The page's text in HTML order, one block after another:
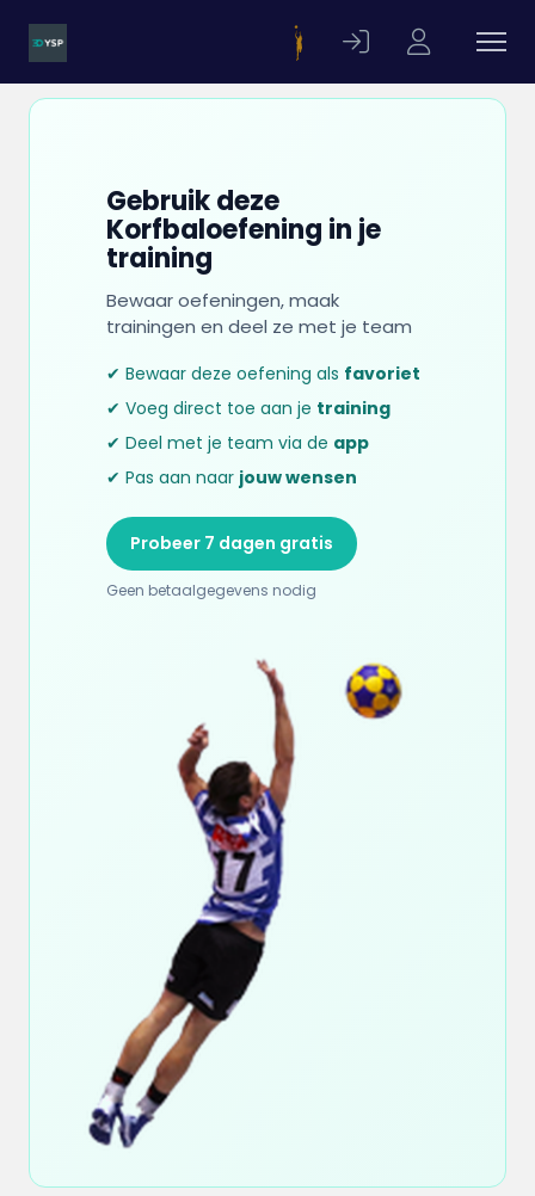
Gebruik deze
Korfbaloefening in je
training
Bewaar oefeningen, maak
trainingen en deel ze met je team
✔ Bewaar deze oefening als favoriet
✔ Voeg direct toe aan je training
✔ Deel met je team via de app
✔ Pas aan naar jouw wensen
Probeer 7 dagen gratis
Geen betaalgegevens nodig